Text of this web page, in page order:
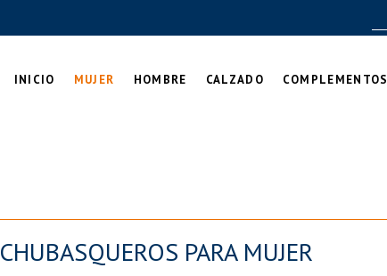
INICIO MUJER HOMBRE CALZADO COMPLEMENTOS
CHUBASQUEROS PARA MUJER